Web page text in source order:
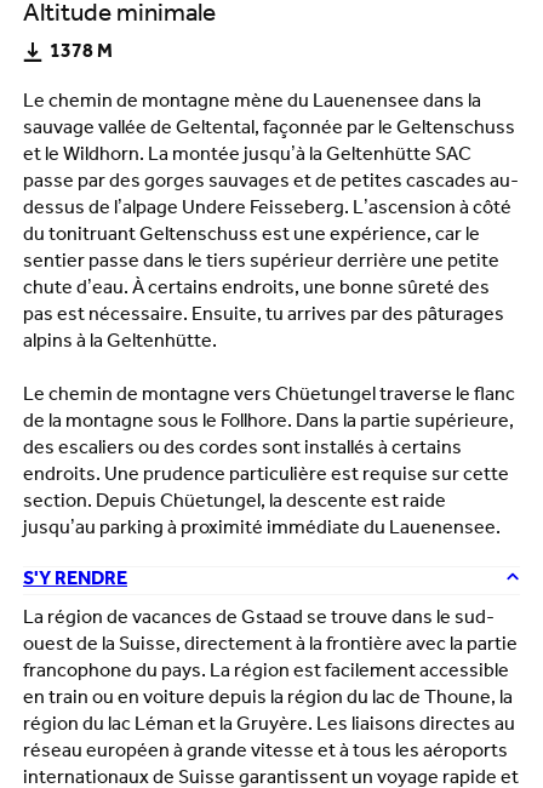
Le chemin de montagne mène du Lauenensee dans la
sauvage vallée de Geltental, façonnée par le Geltenschuss
et le Wildhorn. La montée jusqu’à la Geltenhütte SAC
passe par des gorges sauvages et de petites cascades au-
dessus de l’alpage Undere Feisseberg. L’ascension à côté
du tonitruant Geltenschuss est une expérience, car le
sentier passe dans le tiers supérieur derrière une petite
chute d’eau. À certains endroits, une bonne sûreté des
pas est nécessaire. Ensuite, tu arrives par des pâturages
alpins à la Geltenhütte.
Le chemin de montagne vers Chüetungel traverse le flanc
de la montagne sous le Follhore. Dans la partie supérieure,
des escaliers ou des cordes sont installés à certains
endroits. Une prudence particulière est requise sur cette
section. Depuis Chüetungel, la descente est raide
jusqu’au parking à proximité immédiate du Lauenensee.
S'Y RENDRE
La région de vacances de Gstaad se trouve dans le sud-
ouest de la Suisse, directement à la frontière avec la partie
francophone du pays. La région est facilement accessible
en train ou en voiture depuis la région du lac de Thoune, la
région du lac Léman et la Gruyère. Les liaisons directes au
réseau européen à grande vitesse et à tous les aéroports
internationaux de Suisse garantissent un voyage rapide et
Altitude minimale
1378 M